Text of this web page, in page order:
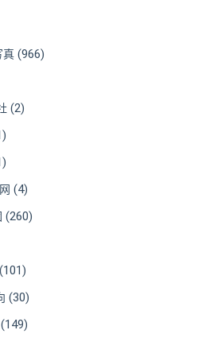
真 (966)
(2)
(4)
(260)
(101)
(30)
(149)